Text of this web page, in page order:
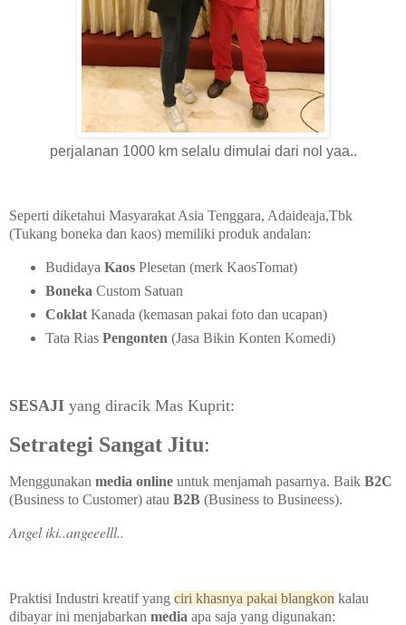
perjalanan 1000 km selalu dimulai dari nol yaa..
Seperti diketahui Masyarakat Asia Tenggara, Adaideaja,Tbk
(Tukang boneka dan kaos) memiliki produk andalan:
Budidaya KaosPlesetan (merk KaosTomat)
Boneka Custom Satuan
CoklatKanada (kemasan pakai foto dan ucapan)
Tata Rias Pengonten (Jasa Bikin Konten Komedi)
SESAJI yang diracik Mas Kuprit:
Setrategi Sangat Jitu:
Menggunakan media online untuk menjamah pasarnya. Baik B2C
(Business to Customer) atau B2B (Business to Busineess).
Angel iki..angeeelll..
Praktisi Industri kreatif yang ciri khasnya pakai blangkon kalau
dibayar ini menjabarkan media apa saja yang digunakan: